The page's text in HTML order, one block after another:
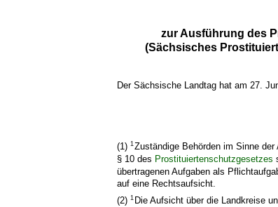
zur Ausführung des
(Sächsisches
Der Sächsische Landtag hat am 27.
(1)1 Zuständige Behörden im Sinne
§ 10 des Prostituiertenschutzgesetzes
übertragenen Aufgaben als
auf eine Rechtsaufsicht.
(2)1 Die Aufsicht über die Landkreise